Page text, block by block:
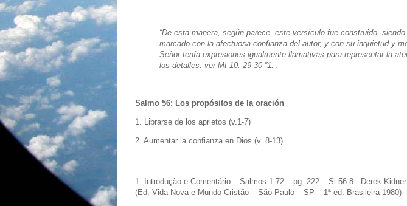
“De esta manera, según parece, este versículo fue construido,
marcado con la afectuosa confianza del autor, y con su inquietud y
Señor tenía expresiones igualmente llamativas para representar la
los detalles: ver Mt 10: 29-30 ”1. .
Salmo 56: Los propósitos de la oración
1. Librarse de los aprietos (v.1-7)
2. Aumentar la confianza en Dios (v. 8-13)
1. Introdução e Comentário – Salmos 1-72 – pg. 222 – Sl 56.8 - Derek
(Ed. Vida Nova e Mundo Cristão – São Paulo – SP – 1ª ed. Brasileira 1980)